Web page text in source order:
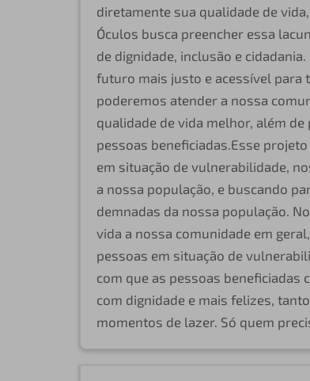
diretamente sua qualidade de
Óculos busca preencher essa
de dignidade, inclusão e
futuro mais justo e acessível para
poderemos atender a nossa
qualidade de vida melhor, além
pessoas beneficiadas.Esse
em situação de vulnerabilidade,
a nossa população, e buscando
demnadas da nossa população.
vida a nossa comunidade em
pessoas em situação de
com que as pessoas beneficiadas
com dignidade e mais felizes,
momentos de lazer. Só quem